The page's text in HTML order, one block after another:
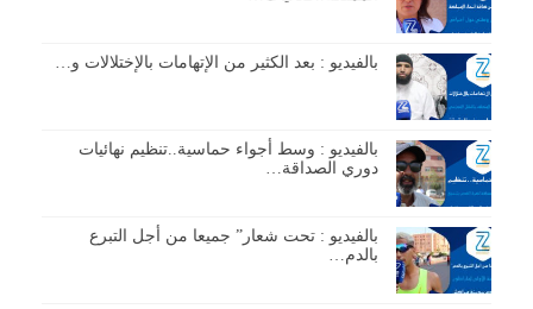
بالفيديو : بعد الكثير من الإتهامات بالإختلالات و…
بالفيديو : وسط أجواء حماسية..تنظيم نهائيات
دوري الصداقة…
بالفيديو : تحت شعار” جميعا من أجل التبرع
بالدم…